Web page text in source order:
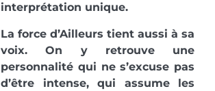
interprétation unique.
La force d’Ailleurs tient aussi à sa
voix. On y retrouve une
personnalité qui ne s’excuse pas
d’être intense, qui assume les